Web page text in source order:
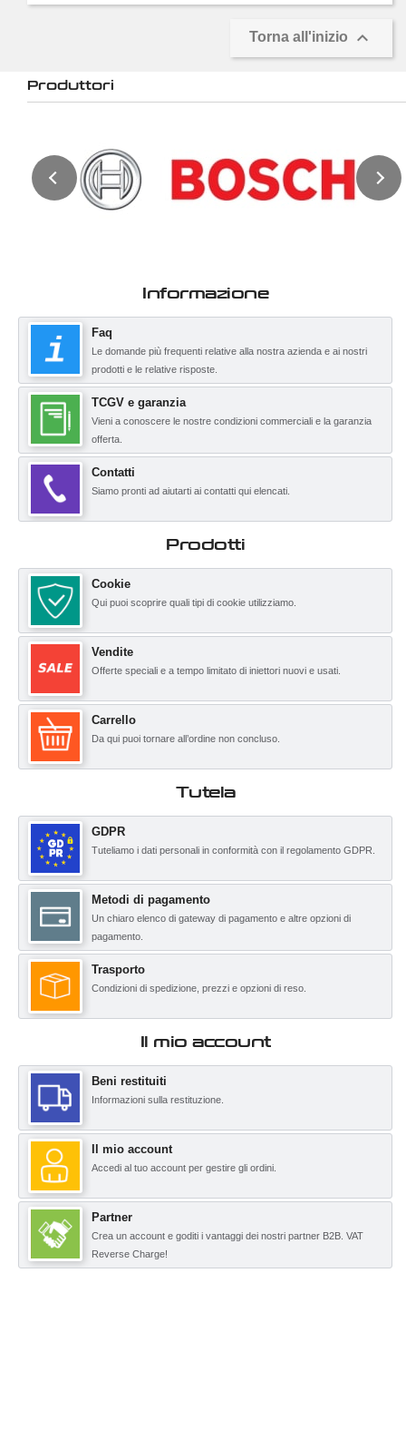
Torna all'inizio 
Produttori
Informazione
Faq
Le domande più frequenti relative alla nostra azienda e ai nostri
prodotti e le relative risposte.
TCGV e garanzia
Vieni a conoscere le nostre condizioni commerciali e la garanzia
offerta.
Contatti
Siamo pronti ad aiutarti ai contatti qui elencati.
Prodotti
Cookie
Qui puoi scoprire quali tipi di cookie utilizziamo.
Vendite
Offerte speciali e a tempo limitato di iniettori nuovi e usati.
Carrello
Da qui puoi tornare all’ordine non concluso.
Tutela
GDPR
Tuteliamo i dati personali in conformità con il regolamento GDPR.
Metodi di pagamento
Un chiaro elenco di gateway di pagamento e altre opzioni di
pagamento.
Trasporto
Condizioni di spedizione, prezzi e opzioni di reso.
Il mio account
Beni restituiti
Informazioni sulla restituzione.
Il mio account
Accedi al tuo account per gestire gli ordini.
Partner
Crea un account e goditi i vantaggi dei nostri partner B2B. VAT
Reverse Charge!